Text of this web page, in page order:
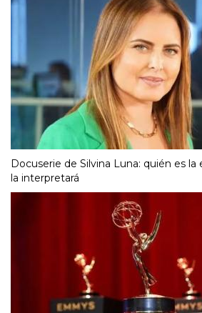
Docuserie de Silvina Luna: quién es
la interpretará